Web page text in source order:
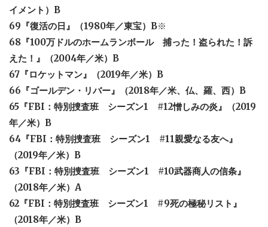
イメント）B
69『復活の日』（1980年／東宝）B※
68『100万ドルのホームランボール 捕った！盗られた！訴
えた！』（2004年／米）B
67『ロケットマン』（2019年／米）B
66『ゴールデン・リバー』（2018年／米、仏、羅、西）B
65『FBI：特別捜査班 シーズン1 #12憎しみの炎』（2019
年／米）B
64『FBI：特別捜査班 シーズン1 #11親愛なる友へ』
（2019年／米）B
63『FBI：特別捜査班 シーズン1 #10武器商人の信条』
（2018年／米）A
62『FBI：特別捜査班 シーズン1 #9死の極秘リスト』
（2018年／米）B